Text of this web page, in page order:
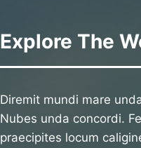
Explore The
Diremit mundi mare
Nubes unda concordi.
praecipites locum